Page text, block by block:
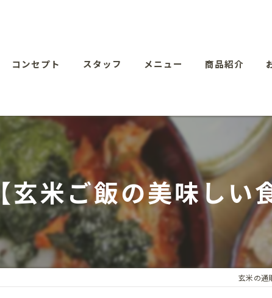
コンセプト スタッフ メニュー 商品紹介
【玄米ご飯の美味しい
玄米の通